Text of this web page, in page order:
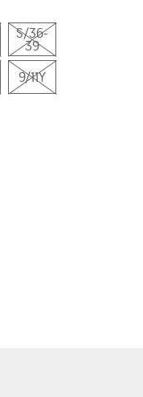
S/36-
39
9/11Y